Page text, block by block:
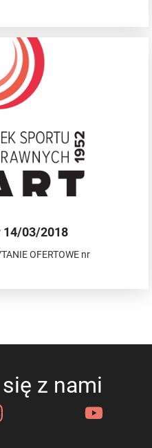
14/03/2018
OFERTOWE nr
z nami